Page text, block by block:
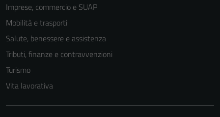
Imprese, commercio e SUAP
Mobilità e trasporti
Salute, benessere e assistenza
Tributi, finanze e contravvenzioni
Turismo
Vita lavorativa